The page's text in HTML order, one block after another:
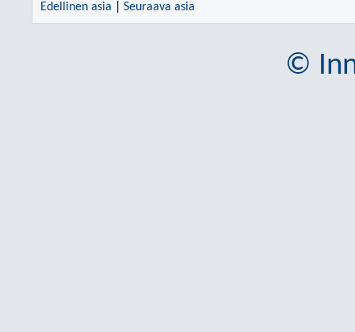
Edellinen asia Seuraava asia
©